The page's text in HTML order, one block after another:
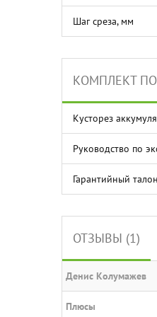
Шаг среза, мм
КОМПЛЕКТ
Кусторез
Руководство по
Гарантийный
ОТЗЫВЫ (1)
Денис Колумажев
Плюсы